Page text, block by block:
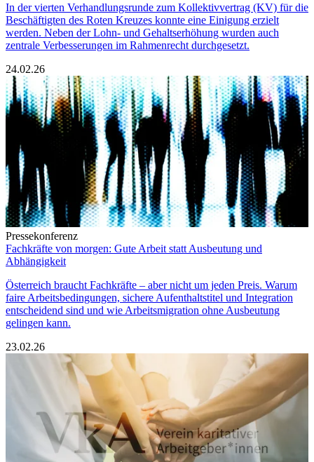
In der vierten Verhandlungsrunde zum Kollektivvertrag (KV) für die
Beschäftigten des Roten Kreuzes konnte eine Einigung erzielt
werden. Neben der Lohn- und Gehaltserhöhung wurden auch
zentrale Verbesserungen im Rahmenrecht durchgesetzt.
24.02.26
Pressekonferenz
Fachkräfte von morgen: Gute Arbeit statt Ausbeutung und
Abhängigkeit
Österreich braucht Fachkräfte – aber nicht um jeden Preis. Warum
faire Arbeitsbedingungen, sichere Aufenthaltstitel und Integration
entscheidend sind und wie Arbeitsmigration ohne Ausbeutung
gelingen kann.
23.02.26